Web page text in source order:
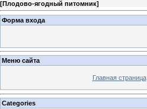
[Плодово-ягодный питомник]
Форма входа
Меню сайта
Главная страница
Categories